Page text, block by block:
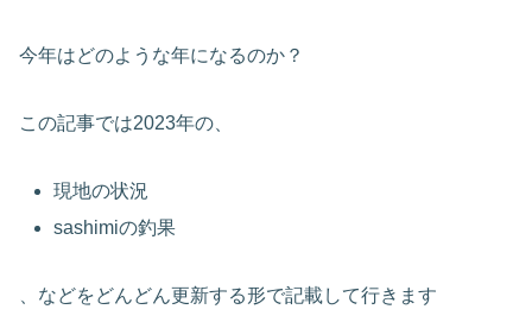
今年はどのような年になるのか？
この記事では2023年の、
現地の状況
sashimiの釣果
、などをどんどん更新する形で記載して行きます